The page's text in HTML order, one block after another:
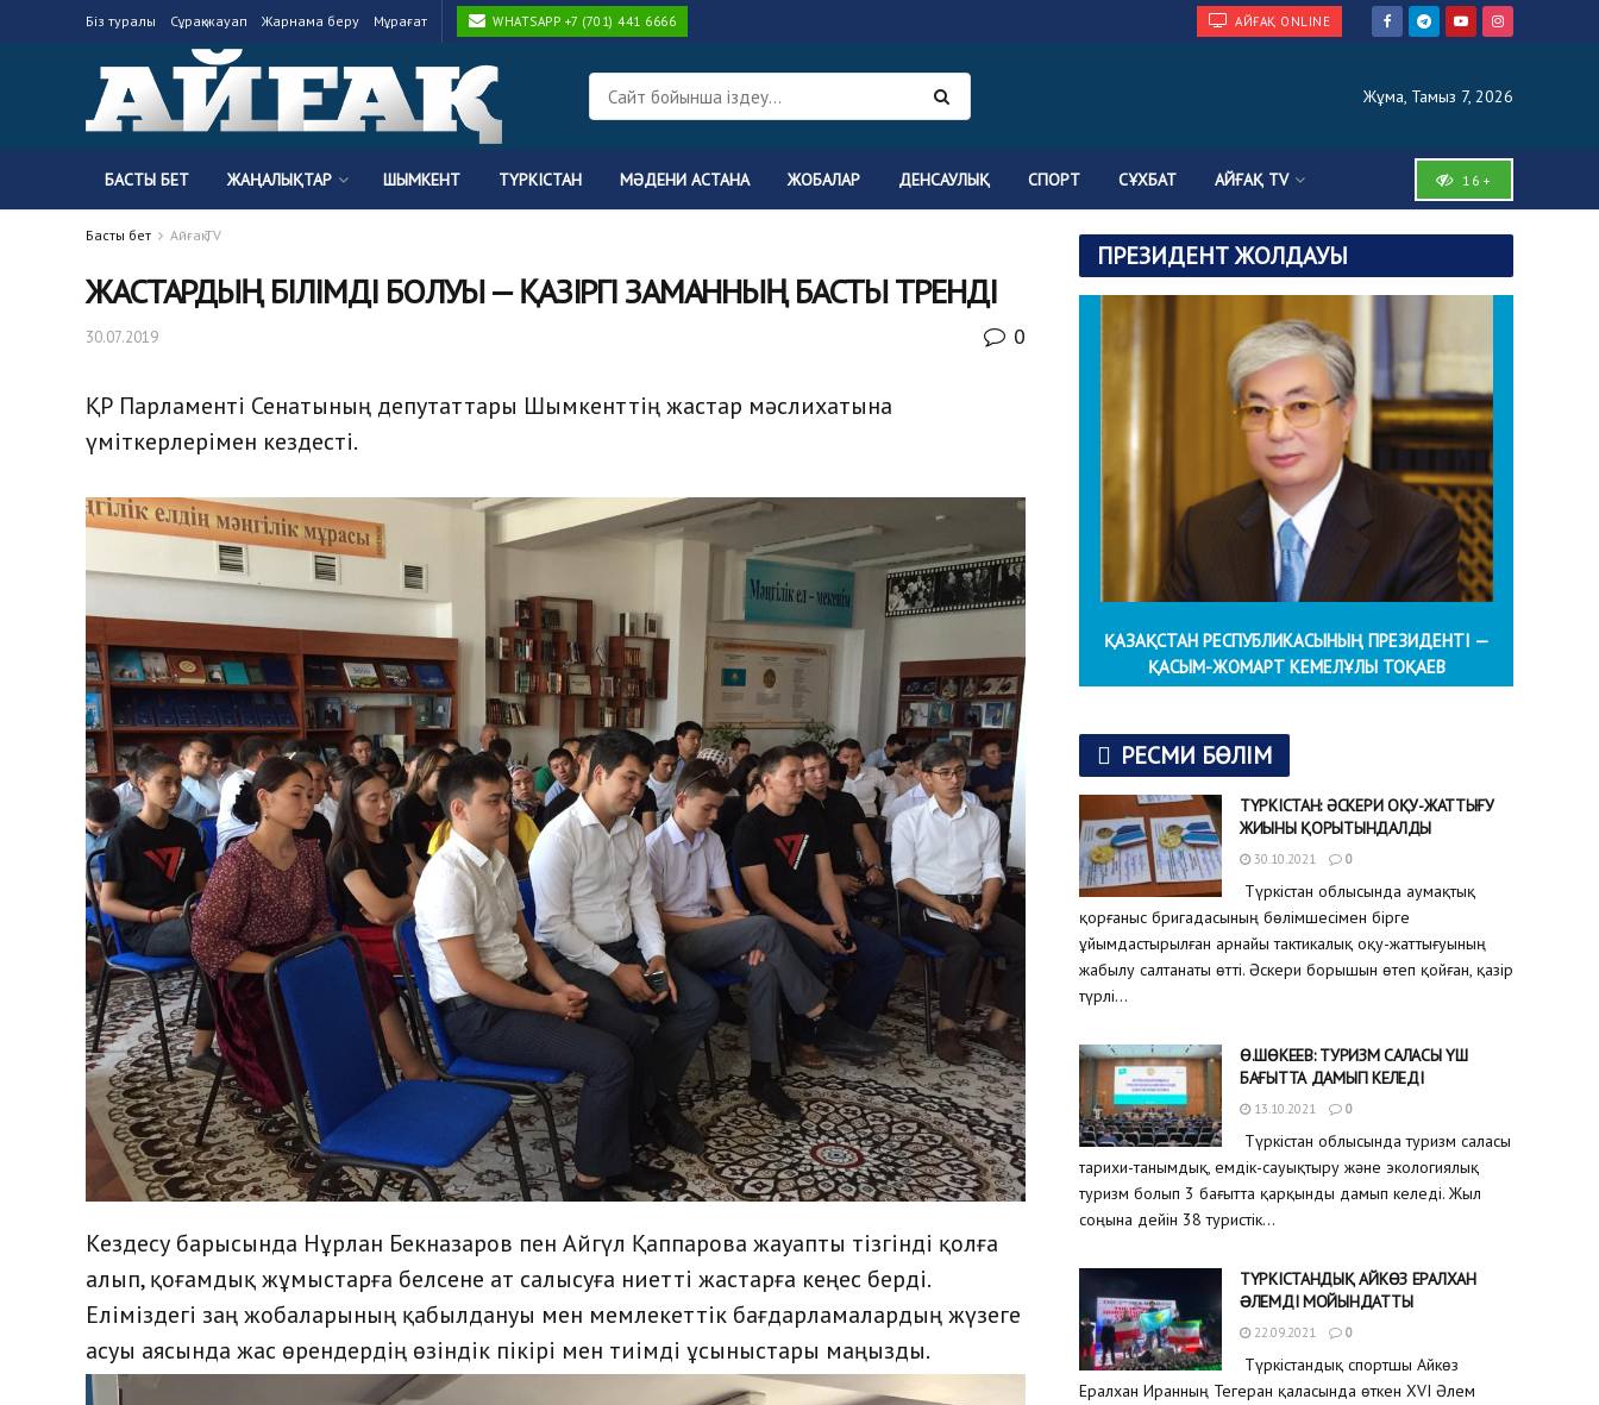
Біз туралы Сұрақ-жауап Жарнама беру Мұрағат WHATSAPP +7 (701) 441 6666 АЙҒАҚ ONLINE
Жұма, Тамыз 7, 2026
БАСТЫ БЕТ ЖАҢАЛЫҚТАР ШЫМКЕНТ ТҮРКІСТАН МӘДЕНИ АСТАНА ЖОБАЛАР ДЕНСАУЛЫҚ СПОРТ СҰХБАТ АЙҒАҚ TV 16+
Басты бет Айғақ TV
ЖАСТАРДЫҢ БІЛІМДІ БОЛУЫ — ҚАЗІРГІ ЗАМАННЫҢ БАСТЫ ТРЕНДІ
30.07.2019 0
ҚР Парламенті Сенатының депутаттары Шымкенттің жастар мәслихатына
үміткерлерімен кездесті.
Кездесу барысында Нұрлан Бекназаров пен Айгүл Қаппарова жауапты тізгінді қолға
алып, қоғамдық жұмыстарға белсене ат салысуға ниетті жастарға кеңес берді.
Еліміздегі заң жобаларының қабылдануы мен мемлекеттік бағдарламалардың жүзеге
асуы аясында жас өрендердің өзіндік пікірі мен тиімді ұсыныстары маңызды.
ПРЕЗИДЕНТ ЖОЛДАУЫ
ҚАЗАҚСТАН РЕСПУБЛИКАСЫНЫҢ ПРЕЗИДЕНТІ —
ҚАСЫМ-ЖОМАРТ КЕМЕЛҰЛЫ ТОҚАЕВ
РЕСМИ БӨЛІМ
ТҮРКІСТАН: ӘСКЕРИ ОҚУ-ЖАТТЫҒУ
ЖИЫНЫ ҚОРЫТЫНДАЛДЫ
30.10.2021 0
Түркістан облысында аумақтық
қорғаныс бригадасының бөлімшесімен бірге
ұйымдастырылған арнайы тактикалық оқу-жаттығуының
жабылу салтанаты өтті. Әскери борышын өтеп қойған, қазір
түрлі...
Ө.ШӨКЕЕВ: ТУРИЗМ САЛАСЫ ҮШ
БАҒЫТТА ДАМЫП КЕЛЕДІ
13.10.2021 0
Түркістан облысында туризм саласы
тарихи-танымдық, емдік-сауықтыру және экологиялық
туризм болып 3 бағытта қарқынды дамып келеді. Жыл
соңына дейін 38 туристік...
ТҮРКІСТАНДЫҚ АЙКӨЗ ЕРАЛХАН
ƏЛЕМДІ МОЙЫНДАТТЫ
22.09.2021 0
Түркістандық спортшы Айкөз
Ералхан Иранның Тегеран қаласында өткен XVI Әлем